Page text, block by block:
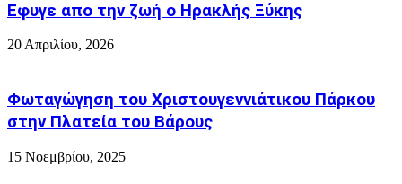
ΤΗ
ΛΗΜΝΟ
Εφυγε απο την ζωή o Ηρακλής Ξύκης
20 Απριλίου, 2026
Φωταγώγηση του Χριστουγεννιάτικου Πάρκου
στην Πλατεία του Βάρους
15 Νοεμβρίου, 2025